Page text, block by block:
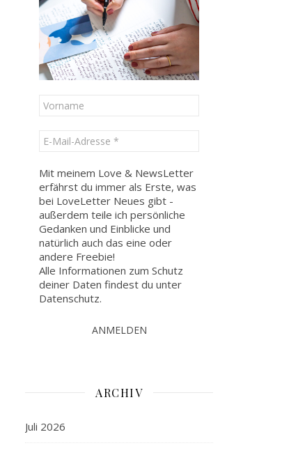
Mit meinem Love & NewsLetter
erfährst du immer als Erste, was
bei LoveLetter Neues gibt -
außerdem teile ich persönliche
Gedanken und Einblicke und
natürlich auch das eine oder
andere Freebie!
Alle Informationen zum Schutz
deiner Daten findest du unter
Datenschutz.
ARCHIV
Juli 2026